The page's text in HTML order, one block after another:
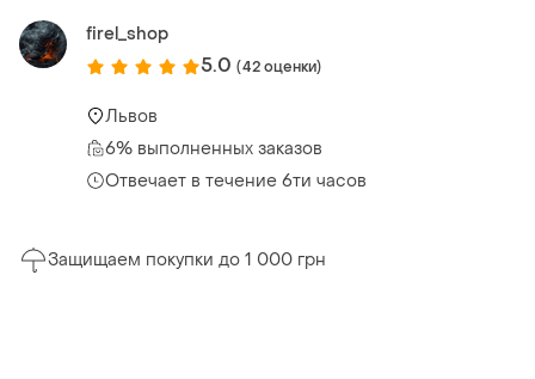
firel_shop
5.0 (42 оценки)
Львов
6% выполненных заказов
Отвечает в течение 6ти часов
Защищаем покупки до 1 000 грн